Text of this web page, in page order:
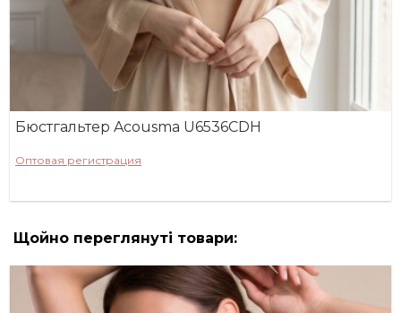
Бюстгальтер Acousma U6536CDH
Оптовая регистрация
Щойно переглянуті товари: